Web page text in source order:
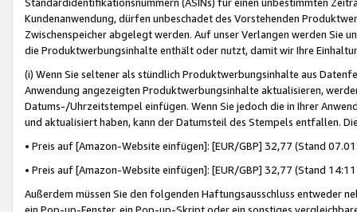
Kundenanwendung, dürfen unbeschadet des Vorstehenden
Zwischenspeicher abgelegt werden. Auf unser Verlangen werden Sie
die Produktwerbungsinhalte enthält oder nutzt, damit wir Ihre
(i) Wenn Sie seltener als stündlich Produktwerbungsinhalte aus
Anwendung angezeigten Produktwerbungsinhalte aktualisieren,
Datums-/Uhrzeitstempel einfügen. Wenn Sie jedoch die in Ihrer
und aktualisiert haben, kann der Datumsteil des Stempels entfallen.
• Preis auf [Amazon-Website einfügen]: [EUR/GBP] 32,77 (Stand
• Preis auf [Amazon-Website einfügen]: [EUR/GBP] 32,77 (Stand
Außerdem müssen Sie den folgenden Haftungsausschluss entweder
ein Pop-up-Fenster, ein Pop-up-Skript oder ein sonstiges